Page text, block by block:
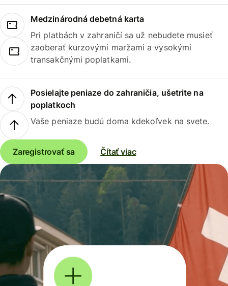
Medzinárodná debetná karta
Pri platbách v zahraničí sa už nebudete musieť
zaoberať kurzovými maržami a vysokými
transakčnými poplatkami.
Posielajte peniaze do zahraničia, ušetrite na
poplatkoch
Vaše peniaze budú doma kdekoľvek na svete.
Zaregistrovať sa Čítať viac